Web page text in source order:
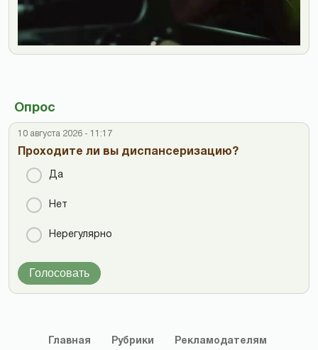
Опрос
10 августа 2026 - 11:17
Проходите ли вы диспансеризацию?
Да
Нет
Нерегулярно
Голосовать
Главная Рубрики Рекламодателям